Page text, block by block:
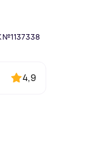
№1137338
4,9